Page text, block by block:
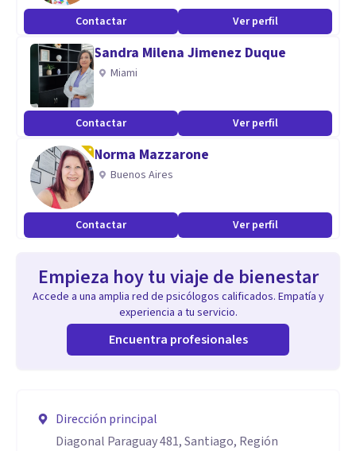
Contactar Ver perfil
Sandra Milena Jimenez Duque
Miami
Contactar Ver perfil
Norma Mazzarone
Buenos Aires
Contactar Ver perfil
Empieza hoy tu viaje de bienestar
Accede a una amplia red de psicólogos calificados. Empatía y
experiencia a tu servicio.
Encuentra profesionales
Dirección principal
Diagonal Paraguay 481, Santiago, Región